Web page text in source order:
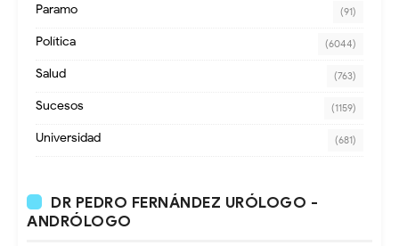
Paramo (91)
Política (6044)
Salud (763)
Sucesos (1159)
Universidad (681)
DR PEDRO FERNÁNDEZ URÓLOGO -
ANDRÓLOGO